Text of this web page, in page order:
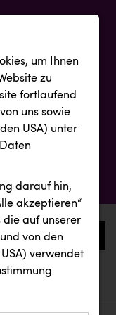
0
um Ihnen
zu
fortlaufend
uns sowie
USA) unter
darauf hin,
akzeptieren“
auf unserer
von den
verwendet